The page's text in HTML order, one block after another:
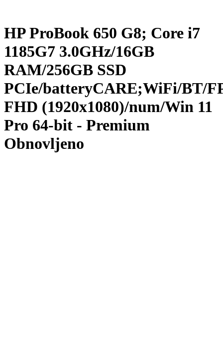
HP ProBook 650 G8; Core i7
1185G7 3.0GHz/16GB
RAM/256GB SSD
PCIe/batteryCARE;WiFi/BT/
FHD (1920x1080)/num/Win 11
Pro 64-bit - Premium
Obnovljeno